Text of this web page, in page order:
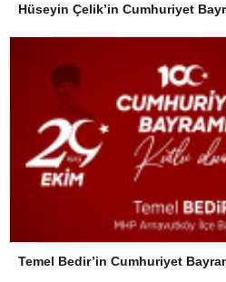
Hüseyin Çelik’in Cumhuriyet
Temel Bedir’in Cumhuriyet